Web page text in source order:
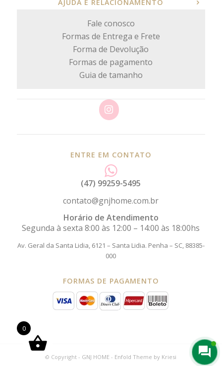
AJUDA E RELACIONAMENTO
Fale conosco
Formas de Entrega e Frete
Forma de Devolução
Formas de pagamento
Guia de tamanho
ENTRE EM CONTATO
(47) 99259-5495
contato@gnjhome.com.br
Horário de Atendimento
Segunda à sexta 8:00 às 12:00 – 14:00 às 18:00hs
Av. Geral da Santa Lidia, 6121 – Santa Lidia. Penha – SC, 88385-
000
FORMAS DE PAGAMENTO
© Copyright - GNJ HOME - Enfold Theme by Kriesi
0